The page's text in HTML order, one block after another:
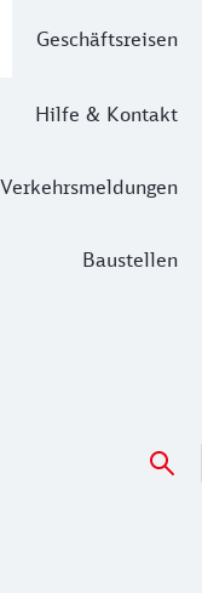
Geschäftsreisen
Hilfe & Kontakt
Verkehrsmeldungen
Baustellen